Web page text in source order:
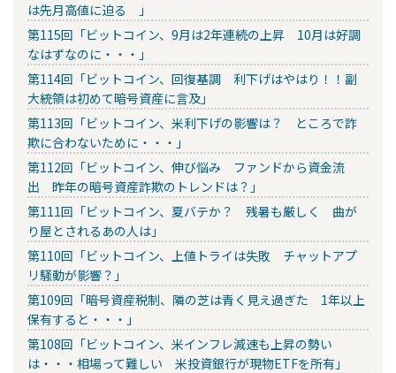
は先月高値に迫る 」
第115回「ビットコイン、9月は2年連続の上昇 10月は好調
なはずなのに・・・」
第114回「ビットコイン、回復基調 利下げはやはり！！副
大統領は初めて暗号資産に言及」
第113回「ビットコイン、米利下げの影響は？ ところで詐
欺に合わないために・・・」
第112回「ビットコイン、伸び悩み ファンドから資金流
出 昨年の暗号資産詐欺のトレンドは？」
第111回「ビットコイン、夏バテか？ 残暑も厳しく 曲が
り屋とされるあの人は」
第110回「ビットコイン、上値トライは失敗 チャットアプ
リ騒動が影響？」
第109回「暗号資産税制、隣の芝は青く見え過ぎた 1年以上
保有すると・・・」
第108回「ビットコイン、米インフレ減速も上昇の勢い
は・・・相場って難しい 米投資銀行が現物ETFを所有」